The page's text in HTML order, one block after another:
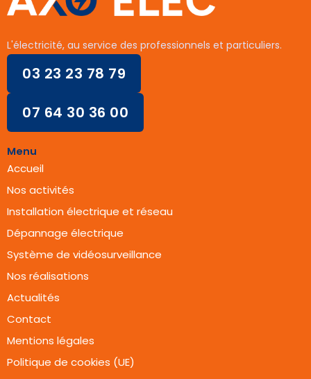
L'électricité, au service des professionnels et particuliers.
03 23 23 78 79
07 64 30 36 00
Menu
Accueil
Nos activités
Installation électrique et réseau
Dépannage électrique
Système de vidéosurveillance
Nos réalisations
Actualités
Contact
Mentions légales
Politique de cookies (UE)